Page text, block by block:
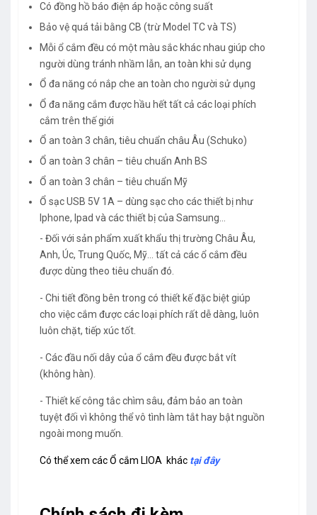
Có đồng hồ báo điện áp hoặc công suất
Bảo vệ quá tải bằng CB (trừ Model TC và TS)
Mỗi ổ cắm đều có một màu sắc khác nhau giúp cho
người dùng tránh nhầm lẫn, an toàn khi sử dụng
Ổ đa năng có nắp che an toàn cho người sử dụng
Ổ đa năng cắm được hầu hết tất cả các loại phích
cắm trên thế giới
Ổ an toàn 3 chân, tiêu chuẩn châu Âu (Schuko)
Ổ an toàn 3 chân – tiêu chuẩn Anh BS
Ổ an toàn 3 chân – tiêu chuẩn Mỹ
Ổ sạc USB 5V 1A – dùng sạc cho các thiết bị như
Iphone, Ipad và các thiết bị của Samsung…
- Đối với sản phẩm xuất khẩu thị trường Châu Âu,
Anh, Úc, Trung Quốc, Mỹ… tất cả các ổ cắm đều
được dùng theo tiêu chuẩn đó.
- Chi tiết đồng bên trong có thiết kế đặc biệt giúp
cho việc cắm được các loại phích rất dễ dàng, luôn
luôn chặt, tiếp xúc tốt.
- Các đầu nối dây của ổ cắm đều được bắt vít
(không hàn).
- Thiết kế công tắc chìm sâu, đảm bảo an toàn
tuyệt đối vì không thể vô tình làm tắt hay bật nguồn
ngoài mong muốn.
Có thể xem các Ổ cắm LIOA khác tại đây